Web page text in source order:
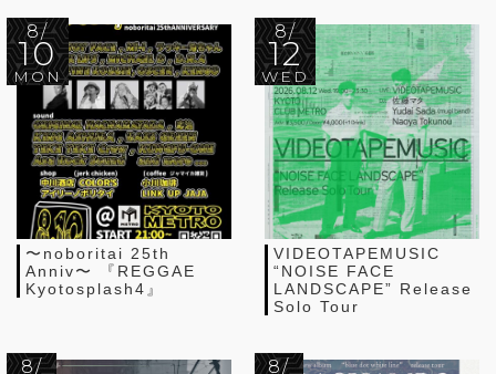
8/
10
MON
〜noboritai 25th
Anniv〜 『REGGAE
Kyotosplash4』
8/
12
WED
VIDEOTAPEMUSIC
“NOISE FACE
LANDSCAPE” Release
Solo Tour
8/ 8/